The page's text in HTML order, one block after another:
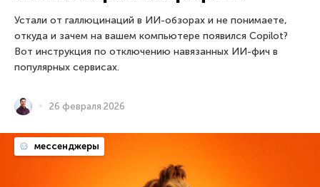
Устали от галлюцинаций в ИИ-обзорах и не понимаете,
откуда и зачем на вашем компьютере появился Copilot?
Вот инструкция по отключению навязанных ИИ-фич в
популярных сервисах.
26 февраля 2026
мессенджеры